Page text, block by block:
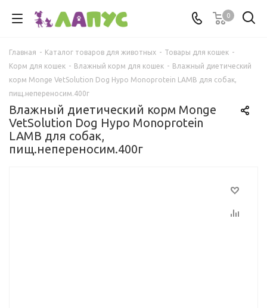
0
Главная - Каталог товаров для животных - Товары для кошек -
Корм для кошек - Влажный корм для кошек - Влажный диетический
корм Monge VetSolution Dog Hypo Monoprotein LAMB для собак,
пищ.непереносим.400г
Влажный диетический корм Monge
VetSolution Dog Hypo Monoprotein
LAMB для собак,
пищ.непереносим.400г